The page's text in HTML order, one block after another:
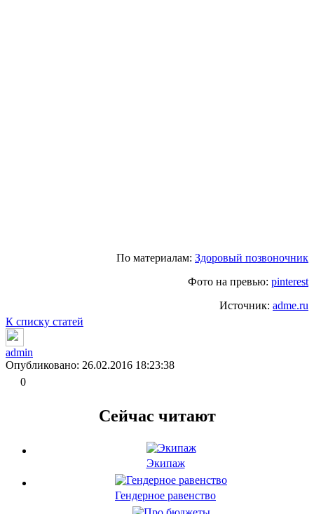
По материалам: Здоровый позвоночник
Фото на превью: pinterest
Источник: adme.ru
К списку статей
admin
Опубликовано: 26.02.2016 18:23:38
0
Сейчас читают
Экипаж
Гендерное равенство